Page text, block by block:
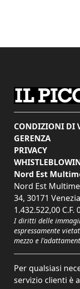
CONDIZIONI DI
GERENZA
PRIVACY
Nord Est
Nord Est
34, 30171
1.432.522,00 C.F.
I diritti delle
espressamente
mezzo e
Per qualsiasi
servizio clienti è